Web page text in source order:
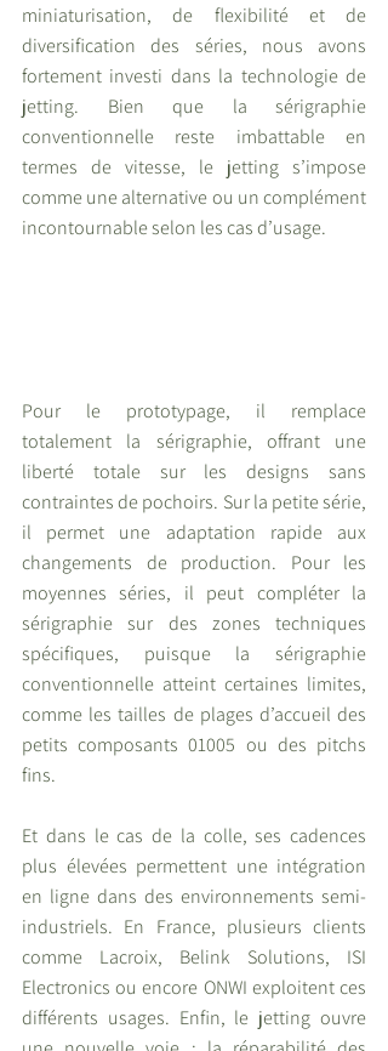
miniaturisation, de flexibilité et de
diversification des séries, nous avons
fortement investi dans la technologie de
jetting. Bien que la sérigraphie
conventionnelle reste imbattable en
termes de vitesse, le jetting s’impose
comme une alternative ou un complément
incontournable selon les cas d’usage.
Pour le prototypage, il remplace
totalement la sérigraphie, offrant une
liberté totale sur les designs sans
contraintes de pochoirs. Sur la petite série,
il permet une adaptation rapide aux
changements de production. Pour les
moyennes séries, il peut compléter la
sérigraphie sur des zones techniques
spécifiques, puisque la sérigraphie
conventionnelle atteint certaines limites,
comme les tailles de plages d’accueil des
petits composants 01005 ou des pitchs
fins.
Et dans le cas de la colle, ses cadences
plus élevées permettent une intégration
en ligne dans des environnements semi-
industriels. En France, plusieurs clients
comme Lacroix, Belink Solutions, ISI
Electronics ou encore ONWI exploitent ces
différents usages. Enfin, le jetting ouvre